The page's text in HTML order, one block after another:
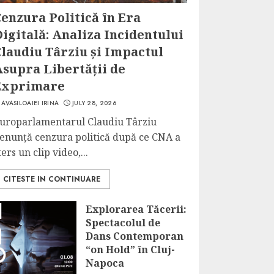
Politică în Era
Analiza Incidentului
Târziu și Impactul
Libertății de
AVASILOAIEI IRINA JULY 28, 2026
Claudiu Târziu
cenzura politică după ce CNA a
un clip video,...
CITESTE IN CONTINUARE
Explorarea Tăcerii:
Spectacolul de
Dans Contemporan
“on Hold” în Cluj-
Napoca